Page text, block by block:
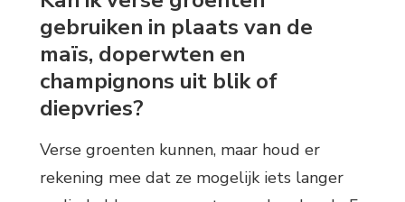
gebruiken in plaats van de
maïs, doperwten en
champignons uit blik of
diepvries?
Verse groenten kunnen, maar houd er
rekening mee dat ze mogelijk iets langer